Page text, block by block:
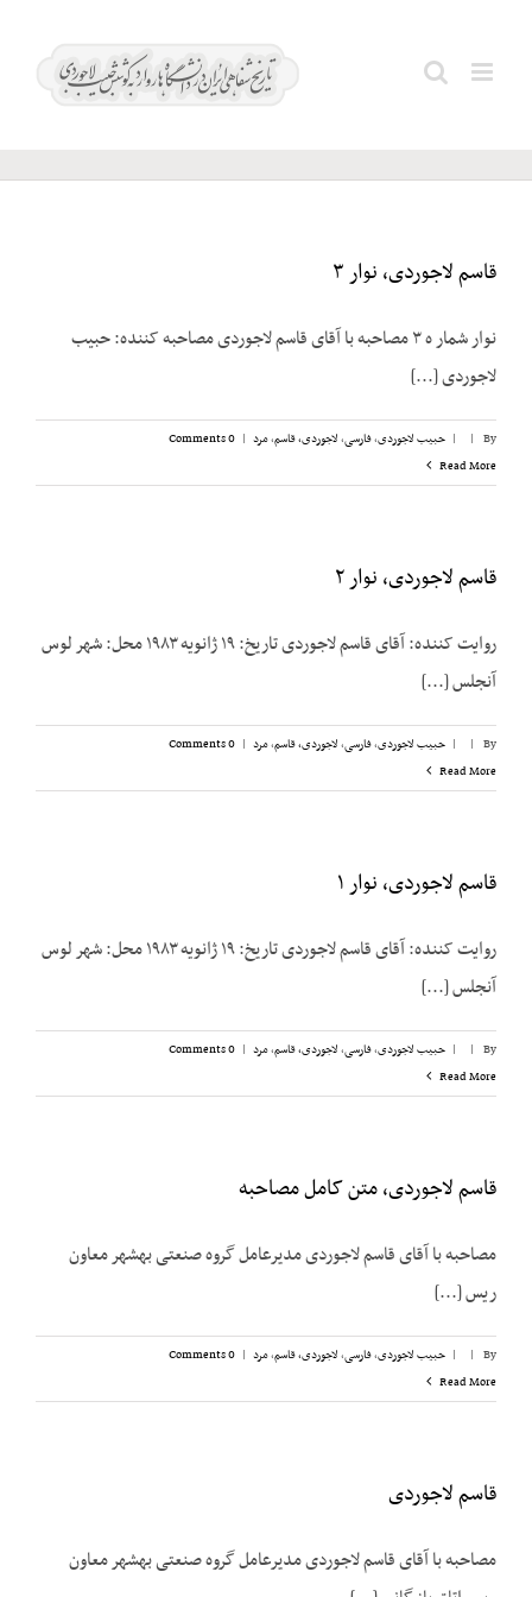
لاجوردی،
قاسم لاجوردی، نوار ۳
نوار شمار ه ۳ مصاحبه با آقای قاسم لاجوردی مصاحبه کننده: حبیب
لاجوردی [...]
By
|
| حبیب لاجوردی,فارسی,لاجوردی، قاسم,مرد |
0 Comments
Read More
قاسم لاجوردی، نوار ۲
روایت کننده: آقای قاسم لاجوردی تاریخ: ۱۹ ژانویه ۱۹۸۳ محل: شهر لوس
آنجلس [...]
By
|
| حبیب لاجوردی,فارسی,لاجوردی، قاسم,مرد |
0 Comments
Read More
قاسم لاجوردی، نوار ۱
روایت کننده: آقای قاسم لاجوردی تاریخ: ۱۹ ژانویه ۱۹۸۳ محل: شهر لوس
آنجلس [...]
By
|
| حبیب لاجوردی,فارسی,لاجوردی، قاسم,مرد |
0 Comments
Read More
قاسم لاجوردی، متن کامل مصاحبه
مصاحبه با آقای قاسم لاجوردی مدیرعامل گروه صنعتی بهشهر معاون
ریس [...]
By
|
| حبیب لاجوردی,فارسی,لاجوردی، قاسم,مرد |
0 Comments
Read More
قاسم لاجوردی
مصاحبه با آقای قاسم لاجوردی مدیرعامل گروه صنعتی بهشهر معاون